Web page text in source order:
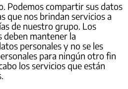
Podemos compartir sus datos
que nos brindan servicios a
de nuestro grupo. Los
deben mantener la
personales y no se les
para ningún otro fin
los servicios que están